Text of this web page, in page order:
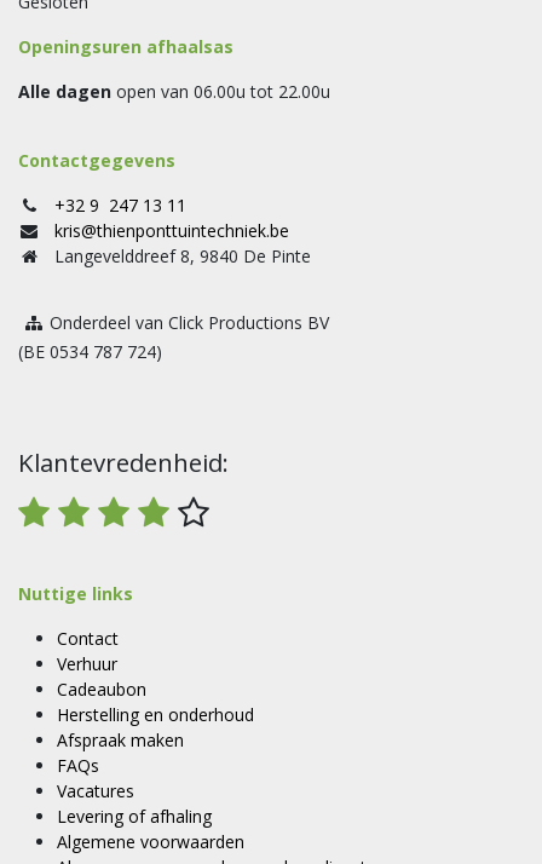
Openingsuren afhaalsas
Alle dagen open van 06.00u tot 22.00u
Contactgegevens
+32 9 247 13 11
kris@thienponttuintechniek.be
Langevelddreef 8, 9840 De Pinte
Onderdeel van Click Productions BV
(BE 0534 787 724)
Klantevredenheid:
Nuttige links
Contact
Verhuur
Cadeaubon
Herstelling en onderhoud
Afspraak maken
FAQs
Vacatures
Levering of afhaling
Algemene voorwaarden